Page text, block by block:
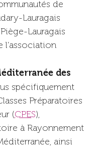
de
Lauragais
Lauragais
l’association
des
spécifiquement
Préparatoires
(CPES),
à Rayonnement
ainsi